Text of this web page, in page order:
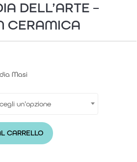
DELL’ARTE –
CERAMICA
Masi
un'opzione
CARRELLO